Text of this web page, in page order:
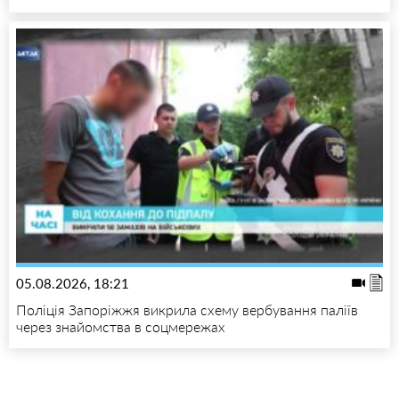
05.08.2026, 18:21
Поліція Запоріжжя викрила схему вербування паліїв
через знайомства в соцмережах